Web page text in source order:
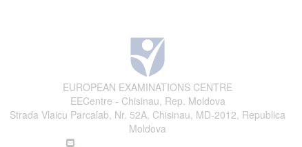
EUROPEAN EXAMINATIONS CENTRE
EECentre - Chisinau, Rep. Moldova
Strada Vlaicu Parcalab, Nr. 52A, Chisinau, MD-2012, Republica
Moldova